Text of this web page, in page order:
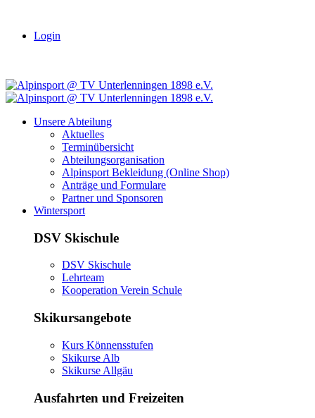
Login
Unsere Abteilung
Aktuelles
Terminübersicht
Abteilungsorganisation
Alpinsport Bekleidung (Online Shop)
Anträge und Formulare
Partner und Sponsoren
Wintersport
DSV Skischule
DSV Skischule
Lehrteam
Kooperation Verein Schule
Skikursangebote
Kurs Könnensstufen
Skikurse Alb
Skikurse Allgäu
Ausfahrten und Freizeiten